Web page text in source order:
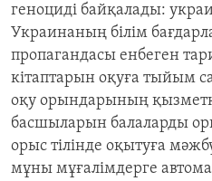
геноциді байқалады:
Украинаның білім
пропагандасы енбеген
кітаптарын оқуға тыйым
оқу орындарының
басшыларын балаларды
орыс тілінде оқытуға
мұны мұғалімдерге